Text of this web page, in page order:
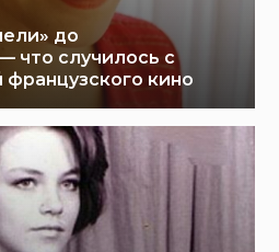
до
что случилось с
французского кино